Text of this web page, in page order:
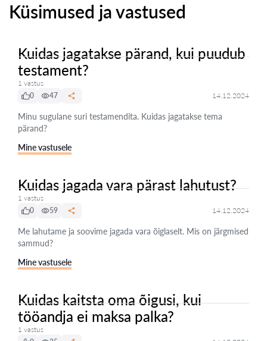
Küsimused ja vastused
Kuidas jagatakse pärand, kui puudub
testament?
1 vastus
0
47 14.12.2024
Minu sugulane suri testamendita. Kuidas jagatakse tema
pärand?
Mine vastusele
Kuidas jagada vara pärast lahutust?
1 vastus
0
59 14.12.2024
Me lahutame ja soovime jagada vara õiglaselt. Mis on järgmised
sammud?
Mine vastusele
Kuidas kaitsta oma õigusi, kui
tööandja ei maksa palka?
1 vastus